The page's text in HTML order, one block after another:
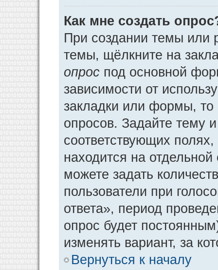
Как мне создать
При создании темы или
темы, щёлкните на
опрос под основной
зависимости от
закладки или формы, то
опросов. Задайте тему
соответствующих
находится на
можете задать
пользователи при
ответа», период
опрос будет
изменять вариант, за
Вернуться к началу